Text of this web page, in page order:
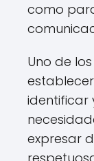
como
Uno de
identificar
expresar